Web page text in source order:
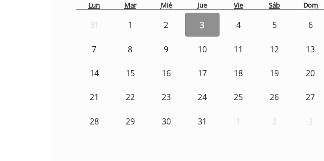
Lun Mar Mié Jue Vie Sáb Dom
31 1 2 3 4 5 6
7 8 9 10 11 12 13
14 15 16 17 18 19 20
21 22 23 24 25 26 27
28 29 30 31 1 2 3